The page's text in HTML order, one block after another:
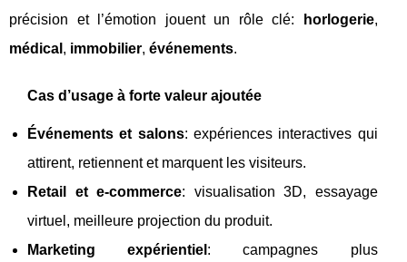
précision et l’émotion jouent un rôle clé:
horlogerie,
médical , immobilier, événements.
Cas d’usage à forte valeur ajoutée
Événements et salons: expériences interactives qui
attirent, retiennent et marquent les visiteurs.
Retail et e-commerce: visualisation 3D, essayage
virtuel, meilleure projection du produit.
Marketing expérientiel : campagnes plus